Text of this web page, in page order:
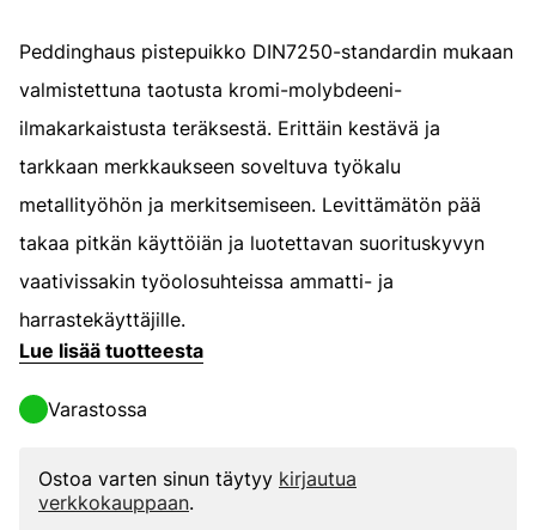
Peddinghaus pistepuikko DIN7250-standardin mukaan
valmistettuna taotusta kromi-molybdeeni-
ilmakarkaistusta teräksestä. Erittäin kestävä ja
tarkkaan merkkaukseen soveltuva työkalu
metallityöhön ja merkitsemiseen. Levittämätön pää
takaa pitkän käyttöiän ja luotettavan suorituskyvyn
vaativissakin työolosuhteissa ammatti- ja
harrastekäyttäjille.
Lue lisää tuotteesta
Varastossa
Ostoa varten sinun täytyy kirjautua
verkkokauppaan.